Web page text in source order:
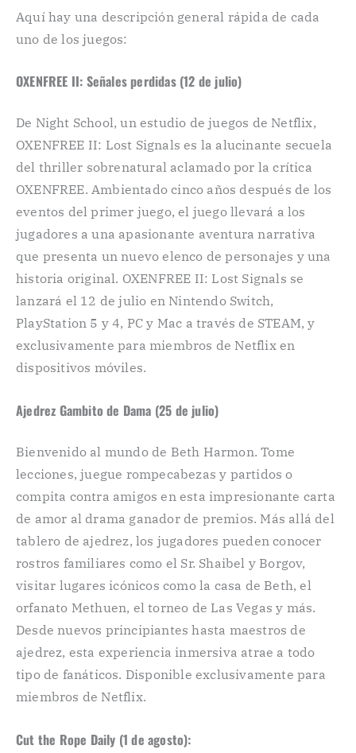
Aquí hay una descripción general rápida de cada
uno de los juegos:
OXENFREE II: Señales perdidas (12 de julio)
De Night School, un estudio de juegos de Netflix,
OXENFREE II: Lost Signals es la alucinante secuela
del thriller sobrenatural aclamado por la crítica
OXENFREE. Ambientado cinco años después de los
eventos del primer juego, el juego llevará a los
jugadores a una apasionante aventura narrativa
que presenta un nuevo elenco de personajes y una
historia original. OXENFREE II: Lost Signals se
lanzará el 12 de julio en Nintendo Switch,
PlayStation 5 y 4, PC y Mac a través de STEAM, y
exclusivamente para miembros de Netflix en
dispositivos móviles.
Ajedrez Gambito de Dama (25 de julio)
Bienvenido al mundo de Beth Harmon. Tome
lecciones, juegue rompecabezas y partidos o
compita contra amigos en esta impresionante carta
de amor al drama ganador de premios. Más allá del
tablero de ajedrez, los jugadores pueden conocer
rostros familiares como el Sr. Shaibel y Borgov,
visitar lugares icónicos como la casa de Beth, el
orfanato Methuen, el torneo de Las Vegas y más.
Desde nuevos principiantes hasta maestros de
ajedrez, esta experiencia inmersiva atrae a todo
tipo de fanáticos. Disponible exclusivamente para
miembros de Netflix.
Cut the Rope Daily (1 de agosto):